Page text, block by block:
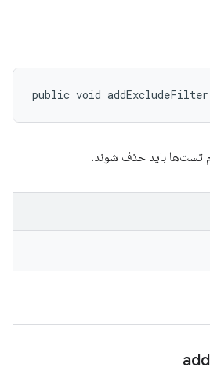
public void
تست‌ها باید حذف شوند.